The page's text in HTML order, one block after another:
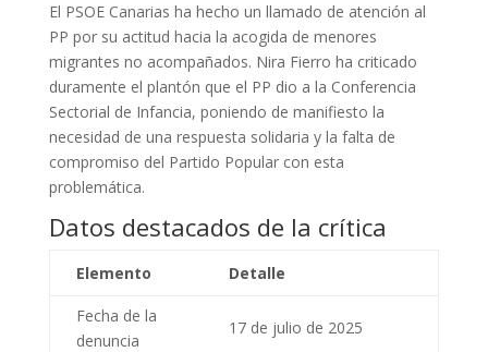
El PSOE Canarias ha hecho un llamado de atención al
PP por su actitud hacia la acogida de menores
migrantes no acompañados. Nira Fierro ha criticado
duramente el plantón que el PP dio a la Conferencia
Sectorial de Infancia, poniendo de manifiesto la
necesidad de una respuesta solidaria y la falta de
compromiso del Partido Popular con esta
problemática.
Datos destacados de la crítica
Elemento Detalle
Fecha de la
denuncia
17 de julio de 2025